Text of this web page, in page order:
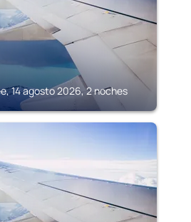
14 agosto 2026, 2 noches